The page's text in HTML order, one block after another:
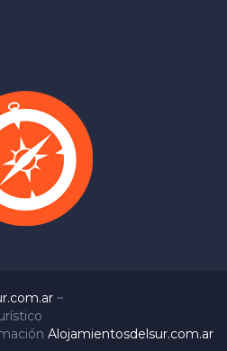
~
Alojamientosdelsur.com.ar